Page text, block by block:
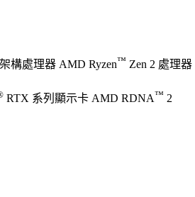
構處理器 AMD Ryzen™ Zen 2 處理器
RTX 系列顯示卡 AMD RDNA™ 2